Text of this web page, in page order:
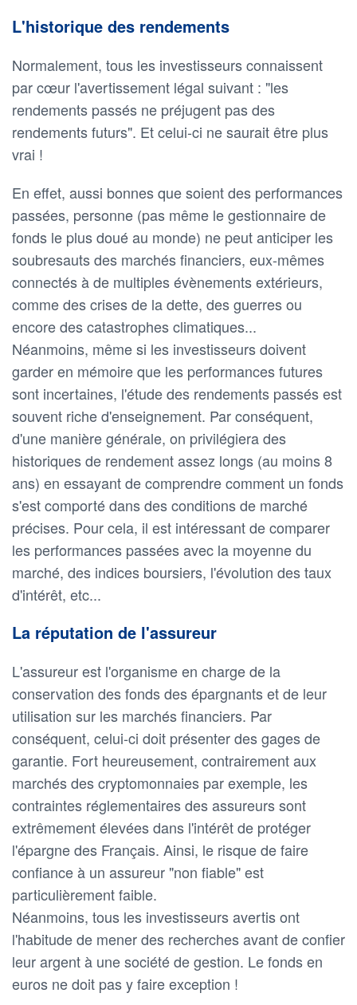
L'historique des rendements
Normalement, tous les investisseurs connaissent
par cœur l'avertissement légal suivant : "les
rendements passés ne préjugent pas des
rendements futurs". Et celui-ci ne saurait être plus
vrai !
En effet, aussi bonnes que soient des performances
passées, personne (pas même le gestionnaire de
fonds le plus doué au monde) ne peut anticiper les
soubresauts des marchés financiers, eux-mêmes
connectés à de multiples évènements extérieurs,
comme des crises de la dette, des guerres ou
encore des catastrophes climatiques...
Néanmoins, même si les investisseurs doivent
garder en mémoire que les performances futures
sont incertaines, l'étude des rendements passés est
souvent riche d'enseignement. Par conséquent,
d'une manière générale, on privilégiera des
historiques de rendement assez longs (au moins 8
ans) en essayant de comprendre comment un fonds
s'est comporté dans des conditions de marché
précises. Pour cela, il est intéressant de comparer
les performances passées avec la moyenne du
marché, des indices boursiers, l'évolution des taux
d'intérêt, etc...
La réputation de l'assureur
L'assureur est l'organisme en charge de la
conservation des fonds des épargnants et de leur
utilisation sur les marchés financiers. Par
conséquent, celui-ci doit présenter des gages de
garantie. Fort heureusement, contrairement aux
marchés des cryptomonnaies par exemple, les
contraintes réglementaires des assureurs sont
extrêmement élevées dans l'intérêt de protéger
l'épargne des Français. Ainsi, le risque de faire
confiance à un assureur "non fiable" est
particulièrement faible.
Néanmoins, tous les investisseurs avertis ont
l'habitude de mener des recherches avant de confier
leur argent à une société de gestion. Le fonds en
euros ne doit pas y faire exception !